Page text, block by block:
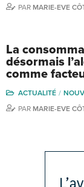
PAR MARIE-EVE
La
désormais
comme
ACTUALITÉ
PAR MARIE-EVE